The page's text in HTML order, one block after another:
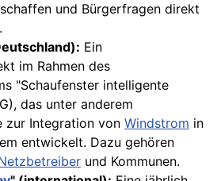
und Bürgerfragen direkt
Ein
im Rahmen des
"Schaufenster intelligente
das unter anderem
zur Integration von Windstrom in
entwickelt. Dazu gehören
und Kommunen.